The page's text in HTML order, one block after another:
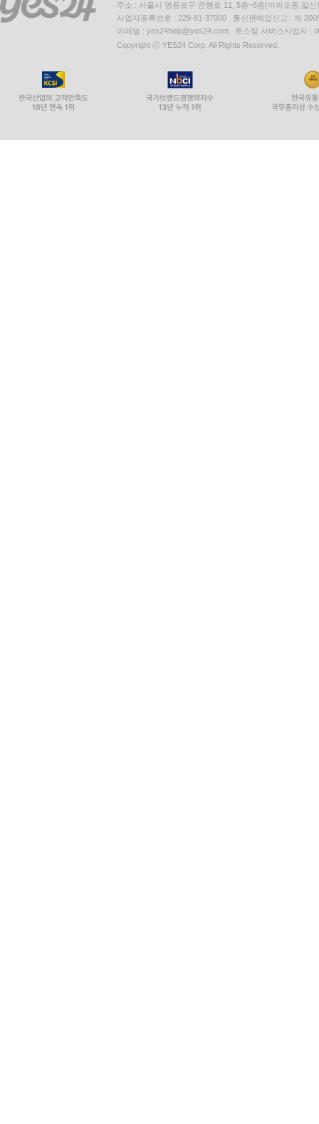
주소 : 서울시 영등포구 은행로 11, 5층~6층(여의도동,일신
사업자등록번호 : 229-81-37000 통신판매업신고 : 제
이메일 : yes24help@yes24.com 호스팅 서비스사업자 :
Copyright ⓒ YES24 Corp. All Rights Reserved.